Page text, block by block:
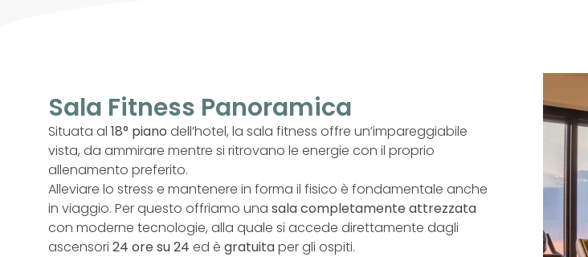
Sala Fitness Panoramica
Situata al 18° piano dell’hotel, la sala fitness offre un’impareggiabile
vista, da ammirare mentre si ritrovano le energie con il proprio
allenamento preferito.
Alleviare lo stress e mantenere in forma il fisico è fondamentale anche
in viaggio. Per questo offriamo una sala completamente attrezzata
con moderne tecnologie, alla quale si accede direttamente dagli
ascensori 24 ore su 24 ed è gratuitaper gli ospiti.